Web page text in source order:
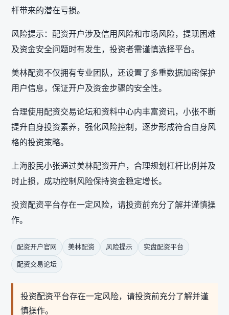
杆带来的潜在亏损。
风险提示：配资开户涉及信用风险和市场风险，提现困难
及资金安全问题时有发生，投资者需谨慎选择平台。
美林配资不仅拥有专业团队，还设置了多重数据加密保护
用户信息，保证开户及资金步骤的安全性。
合理使用配资交易论坛和资料中心内丰富资讯，小张不断
提升自身投资素养，强化风险控制，逐步形成符合自身风
格的投资策略。
上海股民小张通过美林配资开户，合理规划杠杆比例并及
时止损，成功控制风险保持资金稳定增长。
投资配资平台存在一定风险，请投资前充分了解并谨慎操
作。
配资开户官网 美林配资 风险提示 实盘配资平台
配资交易论坛
投资配资平台存在一定风险，请投资前充分了解并谨
慎操作。